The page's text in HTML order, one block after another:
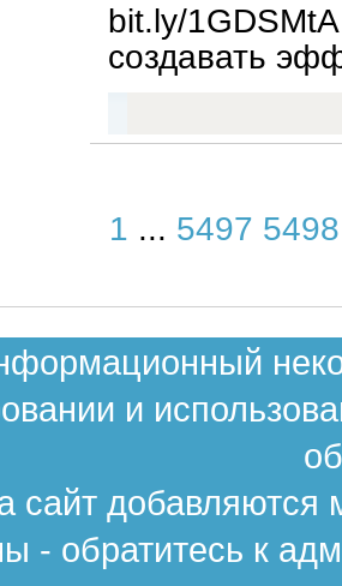
bit.ly/
создавать
1 ... 5497 5498
и
сайт
- обратитесь к